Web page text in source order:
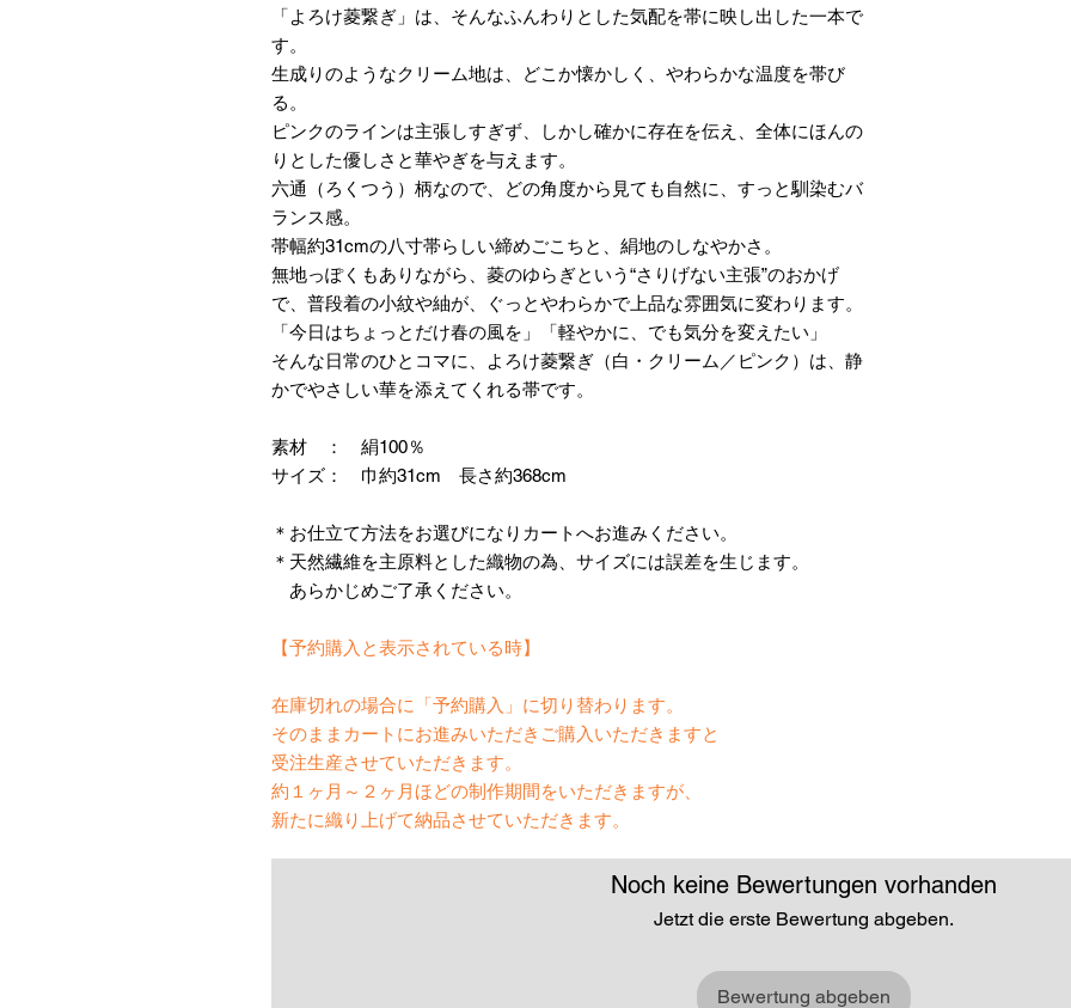
「よろけ菱繋ぎ」は、そんなふんわりとした気配を帯に映し出した一本で
す。
生成りのようなクリーム地は、どこか懐かしく、やわらかな温度を帯び
る。
ピンクのラインは主張しすぎず、しかし確かに存在を伝え、全体にほんの
りとした優しさと華やぎを与えます。
六通（ろくつう）柄なので、どの角度から見ても自然に、すっと馴染むバ
ランス感。
帯幅約31cmの八寸帯らしい締めごこちと、絹地のしなやかさ。
無地っぽくもありながら、菱のゆらぎという“さりげない主張”のおかげ
で、普段着の小紋や紬が、ぐっとやわらかで上品な雰囲気に変わります。
「今日はちょっとだけ春の風を」「軽やかに、でも気分を変えたい」
そんな日常のひとコマに、よろけ菱繋ぎ（白・クリーム／ピンク）は、静
かでやさしい華を添えてくれる帯です。
素材 ： 絹100％
サイズ： 巾約31cm 長さ約368cm
＊お仕立て方法をお選びになりカートへお進みください。
＊天然繊維を主原料とした織物の為、サイズには誤差を生じます。
あらかじめご了承ください。
【予約購入と表示されている時】
在庫切れの場合に「予約購入」に切り替わります。
そのままカートにお進みいただきご購入いただきますと
受注生産させていただきます。
約１ヶ月～２ヶ月ほどの制作期間をいただきますが、
新たに織り上げて納品させていただきます。
Noch keine Bewertungen vorhanden
Jetzt die erste Bewertung abgeben.
Bewertung abgeben